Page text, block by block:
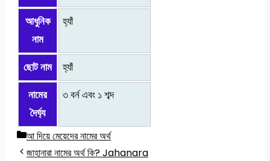
আধুনিক
নাম
হ্যাঁ
ছোট নাম হ্যাঁ
নামের
দৈর্ঘ্য
৩ বর্ন এবং ১ শব্দ
Categories
আ দিয়ে মেয়েদের নামের অর্থ
জাহানারা নামের অর্থ কি? Jahanara